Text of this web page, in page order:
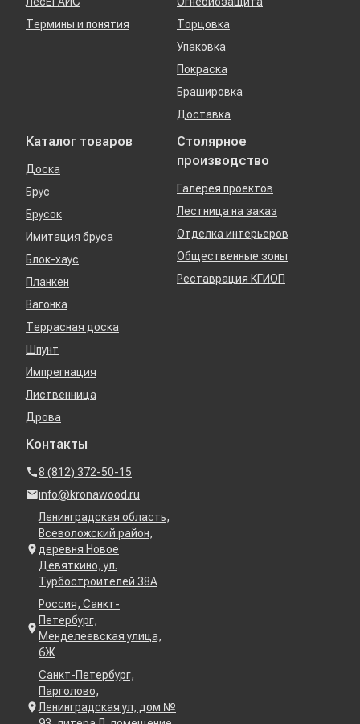
Термины и понятия
Торцовка
Упаковка
Покраска
Брашировка
Доставка
Каталог товаров
Доска
Брус
Брусок
Имитация бруса
Блок-хаус
Планкен
Вагонка
Террасная доска
Шпунт
Импрегнация
Лиственница
Дрова
Столярное
производство
Галерея проектов
Лестница на заказ
Отделка интерьеров
Общественные зоны
Реставрация КГИОП
Контакты
8 (812) 372-50-15
info@kronawood.ru
Ленинградская область,
Всеволожский район,
деревня Новое
Девяткино, ул.
Турбостроителей 38А
Россия, Санкт-
Петербург,
Менделеевская улица,
6Ж
Санкт-Петербург,
Парголово,
Ленинградская ул, дом №